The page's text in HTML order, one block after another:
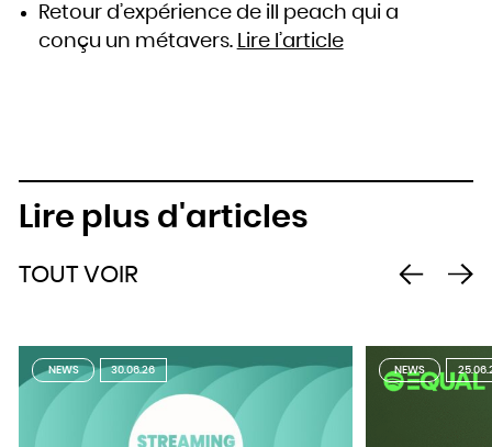
Retour d’expérience de ill peach qui a
conçu un métavers. Lire l’article
Lire plus d'articles
TOUT VOIR
NEWS 30.06.26 NEWS